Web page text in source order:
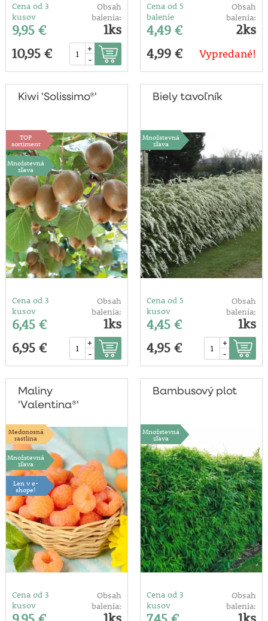
Cena od 3
kusov
9,95 €
Obsah
balenia:
1ks
10,95 €
+
-
Cena od 5
balenie
4,49 €
Obsah
balenia:
2ks
4,99 €
Vypredané!
Kiwi 'Solissimo®'
TOP
sortiment
Množstevná
zľava
Cena od 3
kusov
6,45 €
Obsah
balenia:
1ks
6,95 €
+
-
Biely tavoľník
Množstevná
zľava
Cena od 5
kusov
4,45 €
Obsah
balenia:
1ks
4,95 €
+
-
Maliny
'Valentina®'
Medonosná
rastlina
Množstevná
zľava
Len v e-
shope!
Cena od 3
kusov
Obsah
balenia:
Bambusový plot
Množstevná
zľava
Cena od 3
kusov
Obsah
balenia: